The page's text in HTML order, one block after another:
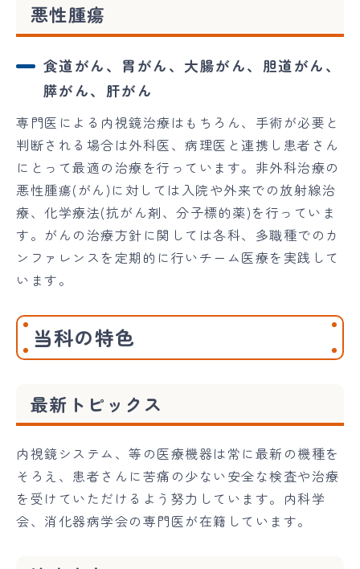
悪性腫瘍
食道がん、胃がん、大腸がん、胆道がん、
膵がん、肝がん
専門医による内視鏡治療はもちろん、手術が必要と
判断される場合は外科医、病理医と連携し患者さん
にとって最適の治療を行っています。非外科治療の
悪性腫瘍(がん)に対しては入院や外来での放射線治
療、化学療法(抗がん剤、分子標的薬)を行っていま
す。がんの治療方針に関しては各科、多職種でのカ
ンファレンスを定期的に行いチーム医療を実践して
います。
当科の特色
最新トピックス
内視鏡システム、等の医療機器は常に最新の機種を
そろえ、患者さんに苦痛の少ない安全な検査や治療
を受けていただけるよう努力しています。内科学
会、消化器病学会の専門医が在籍しています。